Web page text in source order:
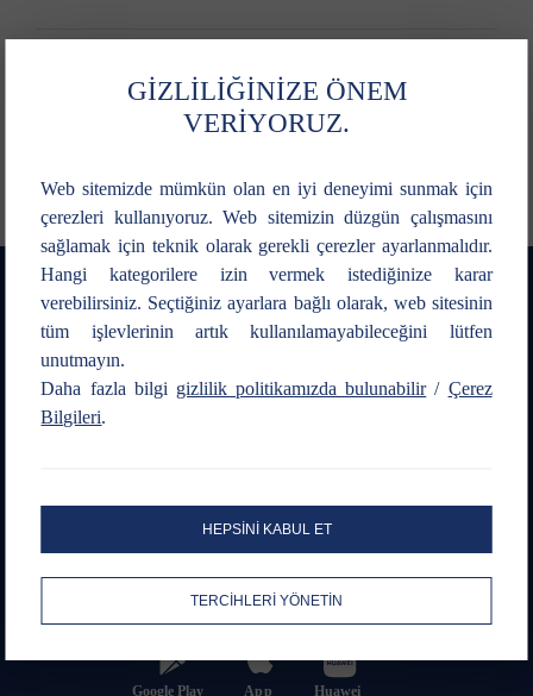
Bize Ulaşın Emir Hattı
Mobil Uygulama
GİZLİLİĞİNİZE ÖNEM
VERİYORUZ.
Web sitemizde mümkün olan en iyi deneyimi sunmak için
çerezleri kullanıyoruz. Web sitemizin düzgün çalışmasını
sağlamak için teknik olarak gerekli çerezler ayarlanmalıdır.
Hangi kategorilere izin vermek istediğinize karar
verebilirsiniz. Seçtiğiniz ayarlara bağlı olarak, web sitesinin
tüm işlevlerinin artık kullanılamayabileceğini lütfen
unutmayın.
Daha fazla bilgi gizlilik politikamızda bulunabilir/ Çerez
Bilgileri.
HEPSİNİ KABUL ET
TERCİHLERİ YÖNETİN